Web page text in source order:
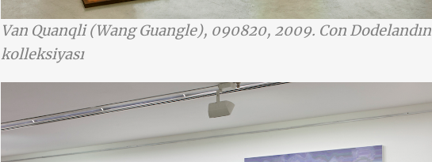
Van Quanqli (Wang Guangle), 090820, 2009. Con Dodelandın
kolleksiyası